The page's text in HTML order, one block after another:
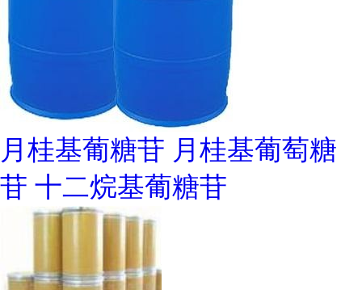
月桂基葡糖苷 月桂基葡萄糖
苷 十二烷基葡糖苷